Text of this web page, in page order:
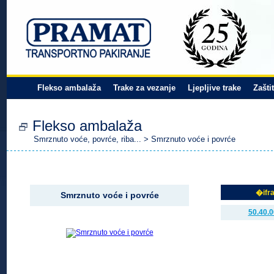
Flekso ambalaža Trake za vezanje Ljepljive trake
Flekso ambalaža
Smrznuto voće, povrće, riba... > Smrznuto voće i povrće
Smrznuto voće i povrće �ifra